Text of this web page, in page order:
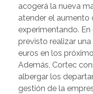
acogerá la nueva
atender el aumento
experimentando.
previsto realizar
euros en los
Además, Cortec
albergar los
gestión de la